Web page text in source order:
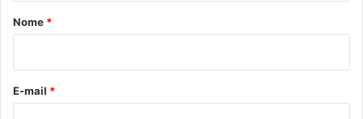
r
*
Nome *
E-mail *